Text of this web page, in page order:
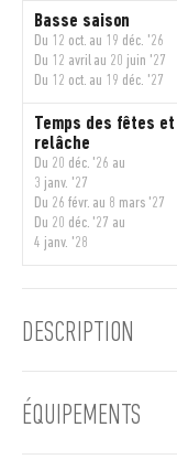
Basse saison
Du 12 oct. au 19 déc. '26
Du 12 avril au 20 juin '27
Du 12 oct. au 19 déc. '27
Temps des fêtes et
relâche
Du 20 déc. '26 au
3 janv. '27
Du 26 févr. au 8 mars '27
Du 20 déc. '27 au
4 janv. '28
DESCRIPTION
ÉQUIPEMENTS